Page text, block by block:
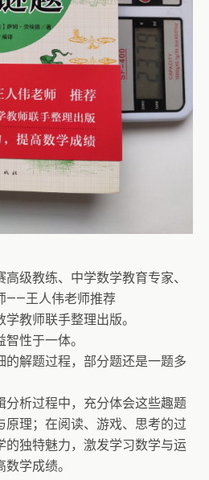
级教练、中学数学教育专家、
——王人伟老师推荐
教师联手整理出版。
性于一体。
解题过程，部分题还是一题多
析过程中，充分体会这些趣题
原理；在阅读、游戏、思考的过
的独特魅力，激发学习数学与运
学成绩。